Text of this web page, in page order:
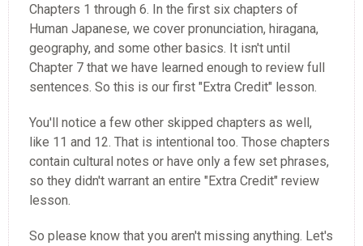
Chapters 1 through 6. In the first six chapters of
Human Japanese, we cover pronunciation, hiragana,
geography, and some other basics. It isn't until
Chapter 7 that we have learned enough to review full
sentences. So this is our first "Extra Credit" lesson.
You'll notice a few other skipped chapters as well,
like 11 and 12. That is intentional too. Those chapters
contain cultural notes or have only a few set phrases,
so they didn't warrant an entire "Extra Credit" review
lesson.
So please know that you aren't missing anything. Let's